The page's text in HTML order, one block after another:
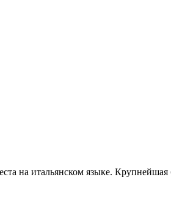
на итальянском языке.